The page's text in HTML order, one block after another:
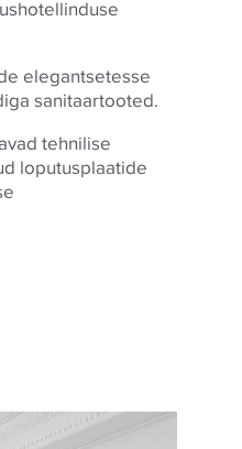
elegantsetesse
sanitaartooted.
tehnilise
loputusplaatide